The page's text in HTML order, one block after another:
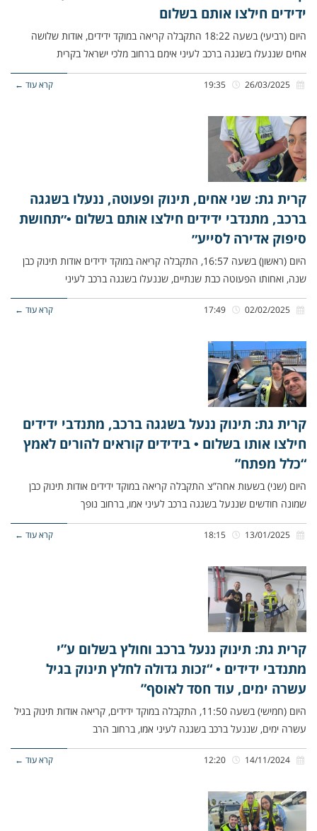
ידידים חילצו אותם בשלום
היום (רביעי) בשעה 18:22 התקבלה קריאה במוקד ידידים, אודות שלושה
אחים שננעלו בשגגה ברכב לעיני אימם ברחוב מלכי ישראל בקרית
קרא עוד ←
קרית גת: שני אחים, תינוק ופעוטה, ננעלו בשגגה
ברכב, מתנדבי ידידים חילצו אותם בשלום •״תחושת
סיפוק אדירה לסייע״
היום (ראשון) בשעה 16:57, התקבלה קריאה במוקד ידידים אודות תינוק כבן
שנה, ואחותו הפעוטה כבת שנתיים, שננעלו בשגגה ברכב לעיני
קרא עוד ←
קרית גת: תינוק ננעל בשגגה ברכב, מתנדבי ידידים
חילצו אותו בשלום • בידידים קוראים להורים לאמץ
“כלל מפתח”
היום (שני) בשעות אחה”צ התקבלה קריאה במוקד ידידים אודות תינוק כבן
שמונה חודשים שננעל בשגגה ברכב לעיני אמו, ברחוב נופך
קרא עוד ←
קרית גת: תינוק ננעל ברכב וחולץ בשלום ע”י
מתנדבי ידידים • “זכות גדולה לחלץ תינוק בגיל
עשרה ימים, עוד חסד לאוסף”
היום (חמישי) בשעה 11:50, התקבלה במוקד ידידים, קריאה אודות תינוק בגיל
עשרה ימים, שננעל ברכב בשגגה לעיני אמו, ברחוב הרב
קרא עוד ←